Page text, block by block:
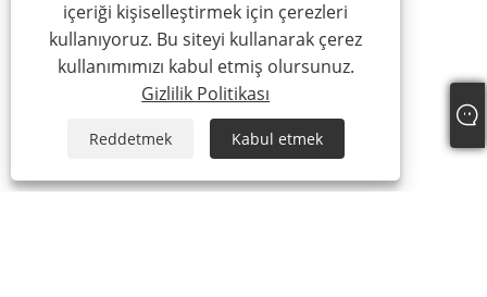
içeriği kişiselleştirmek için çerezleri
kullanıyoruz. Bu siteyi kullanarak çerez
kullanımımızı kabul etmiş olursunuz.
Gizlilik Politikası
Reddetmek Kabul etmek